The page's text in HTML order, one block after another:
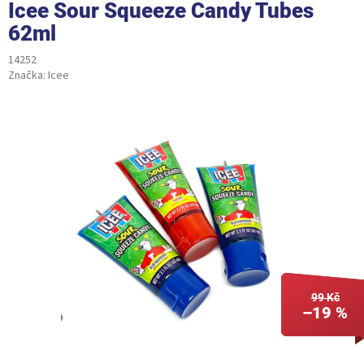
Icee Sour Squeeze Candy Tubes
62ml
14252
Značka: Icee
99 Kč
–19 %